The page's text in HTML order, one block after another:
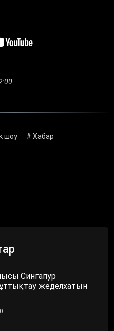
шоу # Хабар
Сингапур
жеделхатын